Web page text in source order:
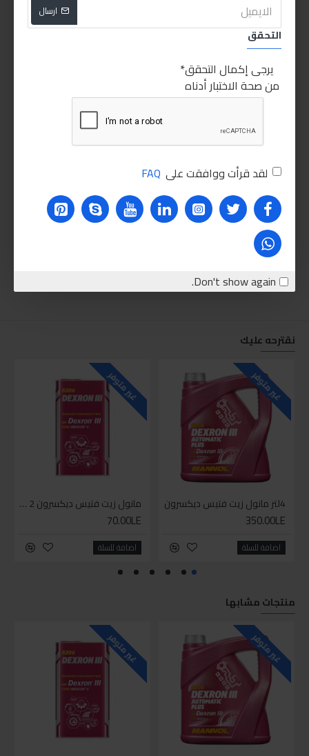
ارسال
التحقق
يرجى إكمال التحقق
من صحة الاختبار أدناه
لقد قرأت ووافقت على FAQ
Don't show again.
نقترحه عليك
غير متوفر
4لتر مانول زيت فتيس ديكسرون
350.00LE
اضافة للسلة
غير متوفر
مانول زيت فتيس ديكسرون 2 لتر واحد
70.00LE
اضافة للسلة
منتجات مشابها
غير متوفر غير متوفر